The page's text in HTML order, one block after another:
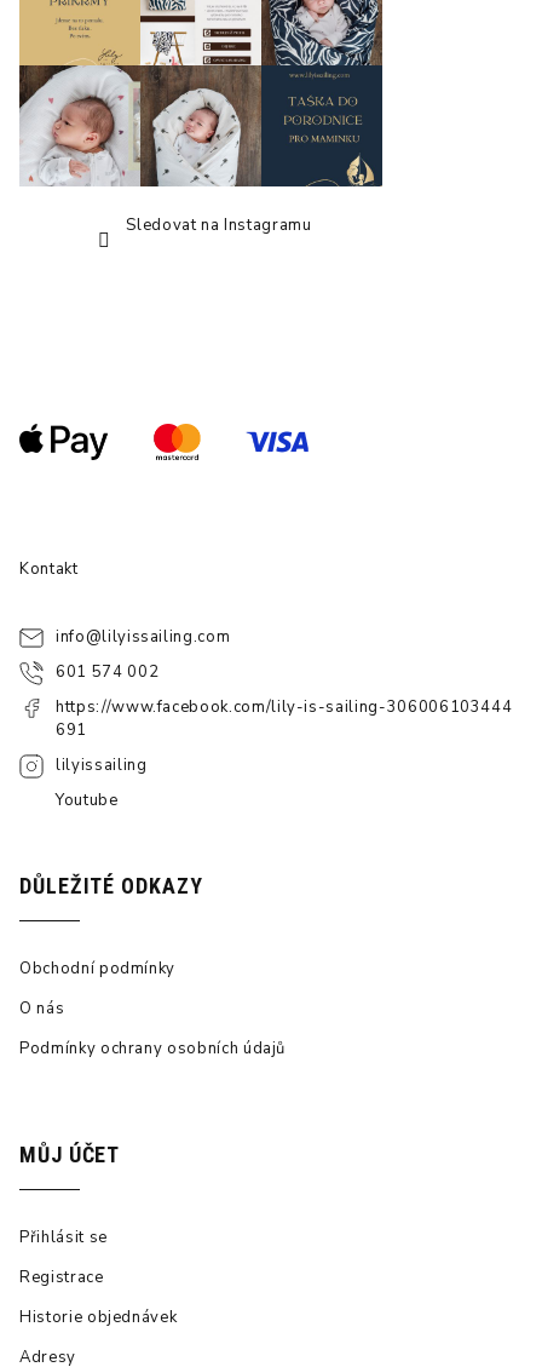
Sledovat na Instagramu
Kontakt
info@lilyissailing.com
601 574 002
https://www.facebook.com/lily-is-sailing-306006103444
691
lilyissailing
Youtube
DŮLEŽITÉ ODKAZY
Obchodní podmínky
O nás
Podmínky ochrany osobních údajů
MŮJ ÚČET
Přihlásit se
Registrace
Historie objednávek
Adresy